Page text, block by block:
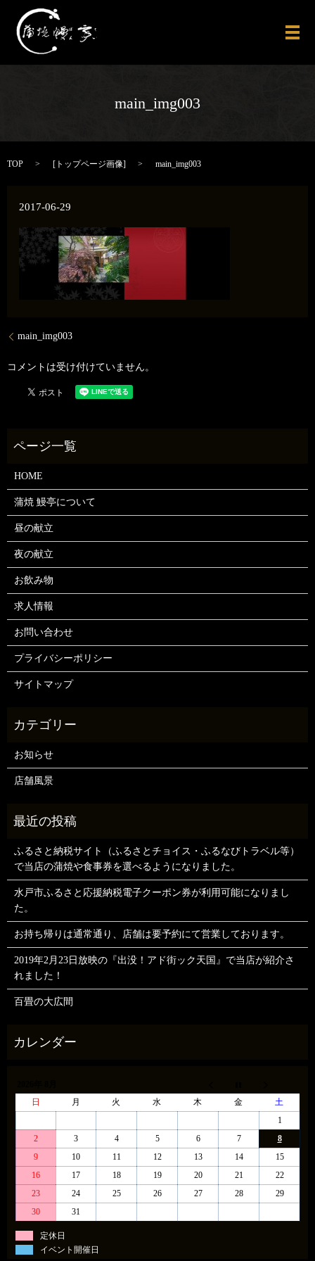
メ
main_img003
TOP [ トップページ画像] main_img003
2017-06-29
main_img003
コメントは受け付けていません。
HOME
蒲焼 鰻亭について
昼の献立
夜の献立
お飲み物
求人情報
お問い合わせ
プライバシーポリシー
サイトマップ
お知らせ
店舗風景
ふるさと納税サイト（ふるさとチョイス・ふるなびトラベル等）
で当店の蒲焼や食事券を選べるようになりました。
水戸市ふるさと応援納税電子クーポン券が利用可能になりまし
た。
お持ち帰りは通常通り、店舗は要予約にて営業しております。
2019年2月23日放映の『出没！アド街ック天国』で当店が紹介さ
れました！
百畳の大広間
日
月 火 水 木 金
土
1
2
3 4 5 6 7
8
9
10 11 12 13 14
15
16
17 18 19 20 21
22
23
24 25 26 27 28
29
30
31
定休日
イベント開催日